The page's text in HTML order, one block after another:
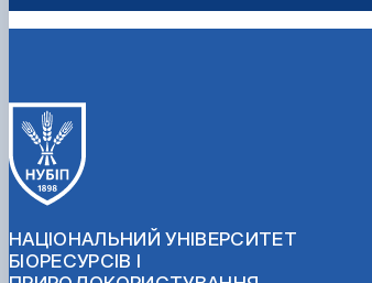
НАЦІОНАЛЬНИЙ УНІВЕРСИТЕТ
БІОРЕСУРСІВ І